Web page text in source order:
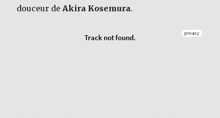
douceur de Akira Kosemura.